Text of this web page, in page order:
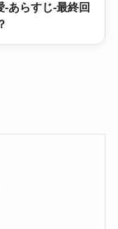
あらすじ-最終回